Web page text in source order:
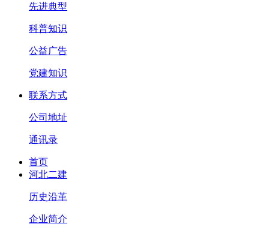
先进典型
科普知识
公益广告
党建知识
联系方式
公司地址
通讯录
首页
河北二建
历史沿革
企业简介